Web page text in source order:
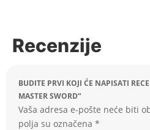
Recenzije
BUDITE PRVI KOJI ĆE NAPISATI
MASTER SWORD“
Vaša adresa e-pošte neće biti
polja su označena *